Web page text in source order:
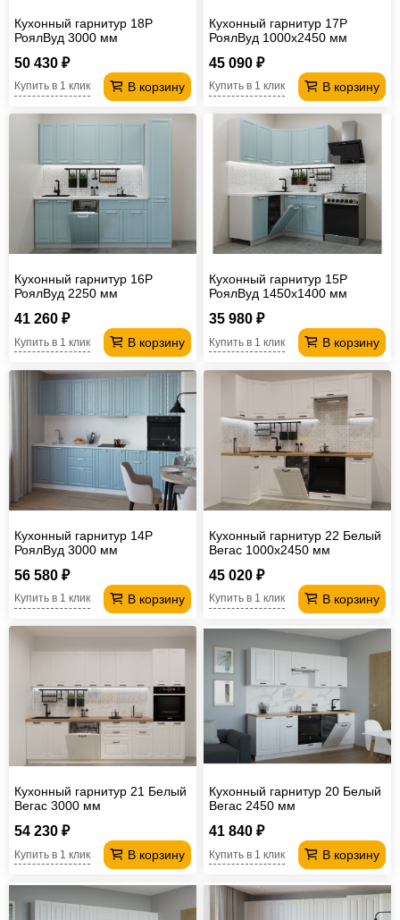
Кухонный гарнитур 18Р
РоялВуд 3000 мм
50 430 ₽
В корзину
Купить в 1 клик
Кухонный гарнитур 17Р
РоялВуд 1000х2450 мм
45 090 ₽
В корзину
Купить в 1 клик
Кухонный гарнитур 16Р
РоялВуд 2250 мм
41 260 ₽
В корзину
Купить в 1 клик
Кухонный гарнитур 15Р
РоялВуд 1450х1400 мм
35 980 ₽
В корзину
Купить в 1 клик
Кухонный гарнитур 14Р
РоялВуд 3000 мм
56 580 ₽
В корзину
Купить в 1 клик
Кухонный гарнитур 22 Белый
Вегас 1000х2450 мм
45 020 ₽
В корзину
Купить в 1 клик
Кухонный гарнитур 21 Белый
Вегас 3000 мм
54 230 ₽
В корзину
Купить в 1 клик
Кухонный гарнитур 20 Белый
Вегас 2450 мм
41 840 ₽
В корзину
Купить в 1 клик